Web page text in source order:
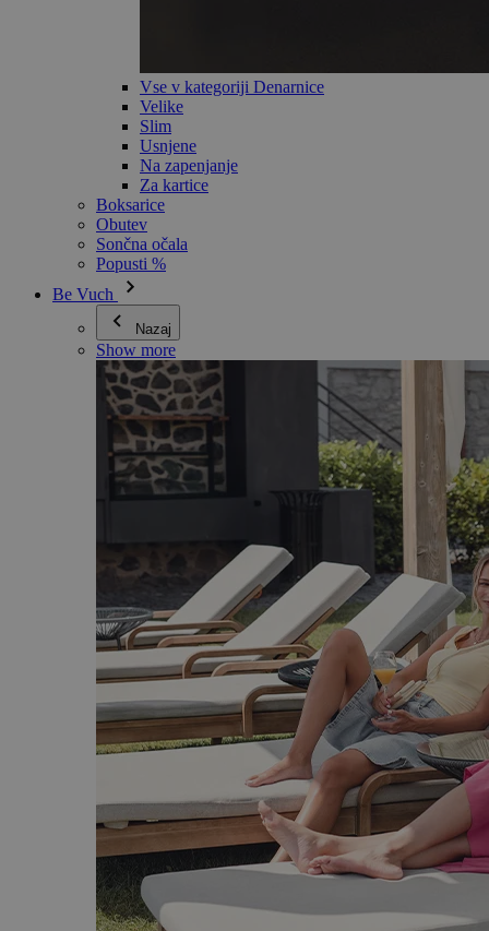
Vse v kategoriji Denarnice
Velike
Slim
Usnjene
Na zapenjanje
Za kartice
Boksarice
Obutev
Sončna očala
Popusti %
Be Vuch
Nazaj
Show more